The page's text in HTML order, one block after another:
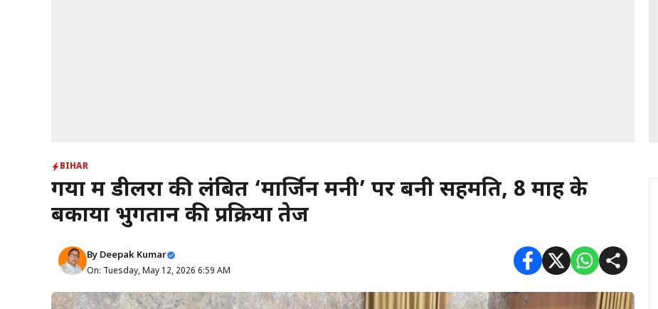
BIHAR
गया में डीलरों की लंबित ‘मार्जिन मनी’ पर बनी सहमति, 8 माह के
बकाया भुगतान की प्रक्रिया तेज
By Deepak Kumar
On: Tuesday, May 12, 2026 6:59 AM